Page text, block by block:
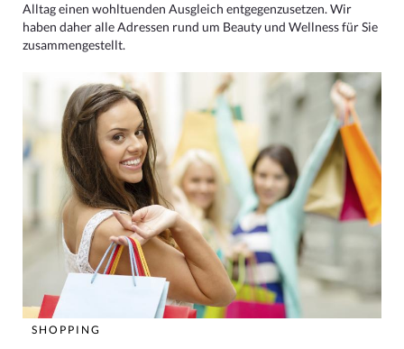
Alltag einen wohltuenden Ausgleich entgegenzusetzen. Wir
haben daher alle Adressen rund um Beauty und Wellness für Sie
zusammengestellt.
SHOPPING